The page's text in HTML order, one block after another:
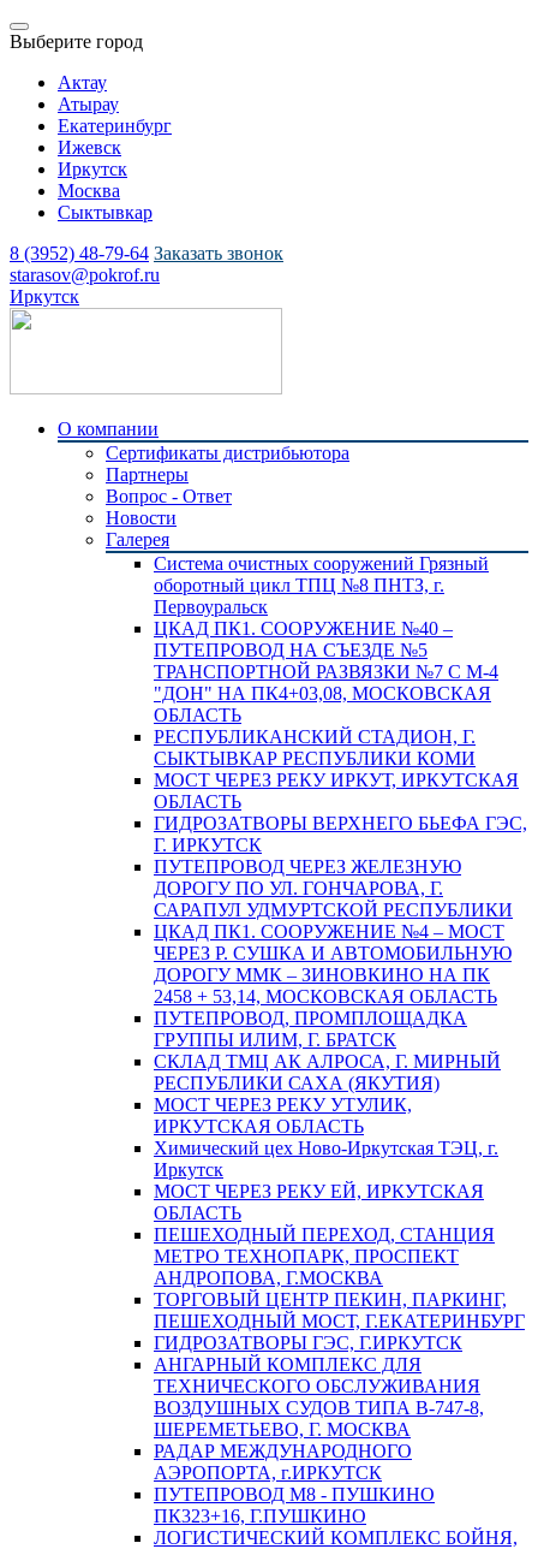
Выберите город
Актау
Атырау
Екатеринбург
Ижевск
Иркутск
Москва
Сыктывкар
8 (3952) 48-79-64 Заказать звонок
starasov@pokrof.ru
Иркутск
О компании
Сертификаты дистрибьютора
Партнеры
Вопрос - Ответ
Новости
Галерея
Система очистных сооружений Грязный
оборотный цикл ТПЦ №8 ПНТЗ, г.
Первоуральск
ЦКАД ПК1. СООРУЖЕНИЕ №40 –
ПУТЕПРОВОД НА СЪЕЗДЕ №5
ТРАНСПОРТНОЙ РАЗВЯЗКИ №7 С М-4
"ДОН" НА ПК4+03,08, МОСКОВСКАЯ
ОБЛАСТЬ
РЕСПУБЛИКАНСКИЙ СТАДИОН, Г.
СЫКТЫВКАР РЕСПУБЛИКИ КОМИ
МОСТ ЧЕРЕЗ РЕКУ ИРКУТ, ИРКУТСКАЯ
ОБЛАСТЬ
ГИДРОЗАТВОРЫ ВЕРХНЕГО БЬЕФА ГЭС,
Г. ИРКУТСК
ПУТЕПРОВОД ЧЕРЕЗ ЖЕЛЕЗНУЮ
ДОРОГУ ПО УЛ. ГОНЧАРОВА, Г.
САРАПУЛ УДМУРТСКОЙ РЕСПУБЛИКИ
ЦКАД ПК1. СООРУЖЕНИЕ №4 – МОСТ
ЧЕРЕЗ Р. СУШКА И АВТОМОБИЛЬНУЮ
ДОРОГУ ММК – ЗИНОВКИНО НА ПК
2458 + 53,14, МОСКОВСКАЯ ОБЛАСТЬ
ПУТЕПРОВОД, ПРОМПЛОЩАДКА
ГРУППЫ ИЛИМ, Г. БРАТСК
СКЛАД ТМЦ АК АЛРОСА, Г. МИРНЫЙ
РЕСПУБЛИКИ САХА (ЯКУТИЯ)
МОСТ ЧЕРЕЗ РЕКУ УТУЛИК,
ИРКУТСКАЯ ОБЛАСТЬ
Химический цех Ново-Иркутская ТЭЦ, г.
Иркутск
МОСТ ЧЕРЕЗ РЕКУ ЕЙ, ИРКУТСКАЯ
ОБЛАСТЬ
ПЕШЕХОДНЫЙ ПЕРЕХОД, СТАНЦИЯ
МЕТРО ТЕХНОПАРК, ПРОСПЕКТ
АНДРОПОВА, Г.МОСКВА
ТОРГОВЫЙ ЦЕНТР ПЕКИН, ПАРКИНГ,
ПЕШЕХОДНЫЙ МОСТ, Г.ЕКАТЕРИНБУРГ
ГИДРОЗАТВОРЫ ГЭС, Г.ИРКУТСК
АНГАРНЫЙ КОМПЛЕКС ДЛЯ
ТЕХНИЧЕСКОГО ОБСЛУЖИВАНИЯ
ВОЗДУШНЫХ СУДОВ ТИПА В-747-8,
ШЕРЕМЕТЬЕВО, Г. МОСКВА
РАДАР МЕЖДУНАРОДНОГО
АЭРОПОРТА, г.ИРКУТСК
ПУТЕПРОВОД М8 - ПУШКИНО
ПК323+16, Г.ПУШКИНО
ЛОГИСТИЧЕСКИЙ КОМПЛЕКС БОЙНЯ,